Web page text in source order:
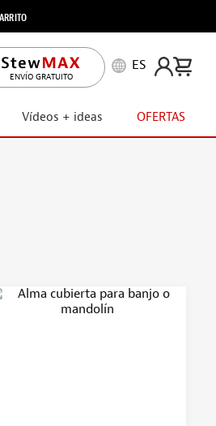
ENVÍO GRATUITO
ES
Vídeos + ideas OFERTAS